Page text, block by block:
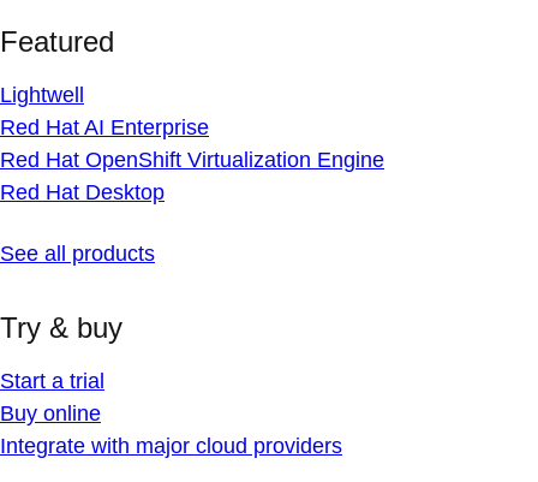
Featured
Lightwell
Red Hat AI Enterprise
Red Hat OpenShift Virtualization Engine
Red Hat Desktop
See all products
Try & buy
Start a trial
Buy online
Integrate with major cloud providers